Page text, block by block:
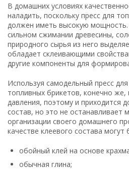
В домашних условиях
наладить, поскольку пресс для
должен иметь высокую
сильном сжимании древесины,
природного сырья из него
обладает склеивающими
другие компоненты для
Используя самодельный пресс
топливных брикетов, конечно же,
давления, поэтому и приходится
состав, но это не останавливает
организации своего домашнего
качестве клеевого состава
обойный клей на основе
обычная глина;